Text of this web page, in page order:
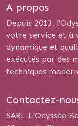
A propos
Depuis 2013,
votre service et à
dynamique et
exécutés par des
techniques
Contactez-
SARL L'Odyssée